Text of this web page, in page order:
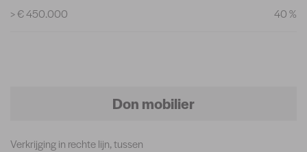
> € 450.000 40 %
Don mobilier
Verkrijging in rechte lijn, tussen